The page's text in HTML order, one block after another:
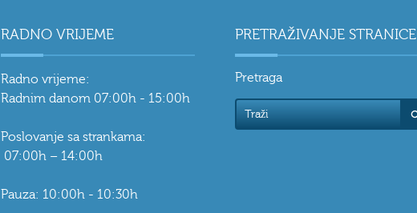
RADNO VRIJEME
Radno vrijeme:
Radnim danom 07:00h - 15:00h
Poslovanje sa strankama:
07:00h – 14:00h
Pauza: 10:00h - 10:30h
PRETRAŽIVANJE STRANICE
Pretraga